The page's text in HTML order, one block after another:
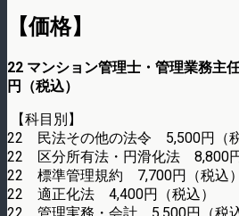
【価格】
22 マンション管理士・管理業務
円（税込）
【科目別】
22 民法その他の法令 5,500円（税
22 区分所有法・円滑化法 8,800円
22 標準管理規約 7,700円（税込）
22 適正化法 4,400円（税込）